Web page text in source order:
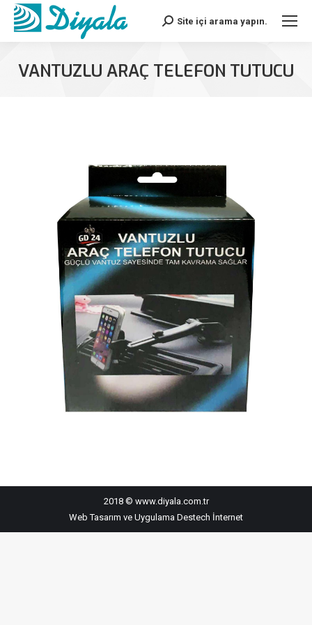
Search:Site içi arama yapın.
VANTUZLU ARAÇ TELEFON TUTUCU
2018 © www.diyala.com.tr
Web Tasarım ve Uygulama Destech İnternet